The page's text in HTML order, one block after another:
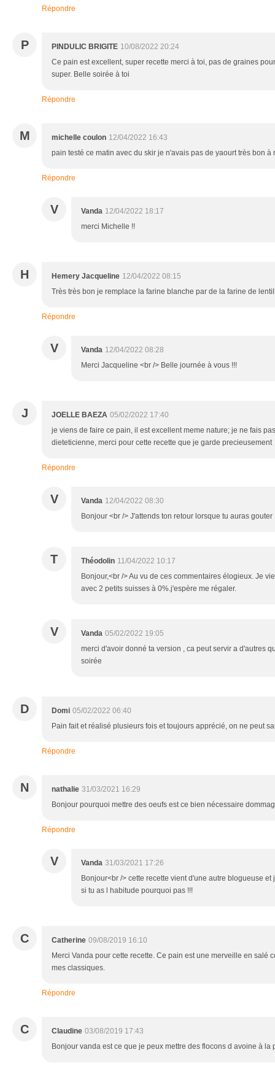
Répondre
P PINDULIC BRIGITE 10/08/2022 20:24
Ce pain est excellent, super recette merci à toi, pas de graines
super. Belle soirée à toi
Répondre
M michelle coulon 12/04/2022 16:43
pain testé ce matin avec du skir je n'avais pas de yaourt très bon à
Répondre
V Vanda 12/04/2022 18:17
merci Michelle !!
H Hemery Jacqueline 12/04/2022 08:15
Très très bon je remplace la farine blanche par de la farine de
Répondre
V Vanda 12/04/2022 08:28
Merci Jacqueline <br /> Belle journée à vous !!!
J JOELLE BAEZA 05/02/2022 17:40
je viens de faire ce pain, il est excellent meme nature; je ne fais
dieteticienne, merci pour cette recette que je garde precieusement
Répondre
V Vanda 12/04/2022 08:30
Bonjour <br /> J'attends ton retour lorsque tu auras gouter
T Théodolin 11/04/2022 10:17
Bonjour,<br /> Au vu de ces commentaires élogieux. Je
avec 2 petits suisses à 0%.j'espère me régaler.
V Vanda 05/02/2022 19:05
merci d'avoir donné ta version , ca peut servir a d'autres
soirée
D Domi 05/02/2022 06:40
Pain fait et réalisé plusieurs fois et toujours apprécié, on ne peut
Répondre
N nathalie 31/03/2021 16:29
Bonjour pourquoi mettre des oeufs est ce bien nécessaire
Répondre
V Vanda 31/03/2021 17:26
Bonjour<br /> cette recette vient d'une autre blogueuse
si tu as l habitude pourquoi pas !!!
C Catherine 09/08/2019 16:10
Merci Vanda pour cette recette. Ce pain est une merveille en salé
mes classiques.
Répondre
C Claudine 03/08/2019 17:43
Bonjour vanda est ce que je peux mettre des flocons d avoine à la